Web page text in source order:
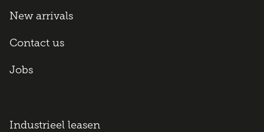
New arrivals
Contact us
Jobs
Industrieel leasen